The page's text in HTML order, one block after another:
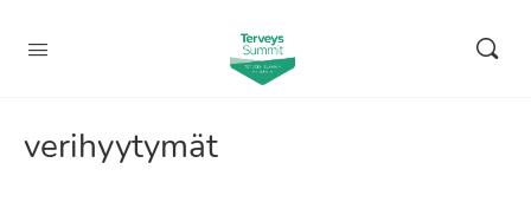
verihyytymät